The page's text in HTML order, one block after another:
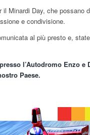
il Minardi Day, che possano
e condivisione.
al più presto e,
l’Autodromo Enzo
Paese.